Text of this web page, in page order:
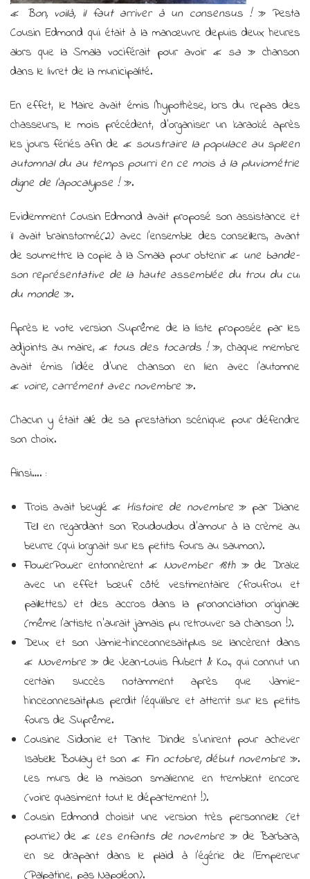
« Bon, voilà, il faut arriver à un consensus !» Pesta
Cousin Edmond qui était à la manœuvre depuis deux heures
alors que la Smala vociférait pour avoir « sa » chanson
dans le livret de la municipalité.
En effet, le Maire avait émis l’hypothèse, lors du repas des
chasseurs, le mois précédent, d’organiser un karaoké après
les jours fériés afin de « soustraire la populace au spleen
automnal du au temps pourri en ce mois à la pluviométrie
digne de l’apocalypse !».
Evidemment Cousin Edmond avait proposé son assistance et
il avait brainstormé(2) avec l’ensemble des conseillers, avant
de soumettre la copie à la Smala pour obtenir « une bande-
son représentative de la haute assemblée du trou du cul
du monde ».
Après le vote version Suprême de la liste proposée par les
adjoints au maire, « tous des tocards !», chaque membre
avait émis l’idée d’une chanson en lien avec l’automne
« voire, carrément avec novembre ».
Chacun y était allé de sa prestation scénique pour défendre
son choix.
Ainsi…. :
Trois avait beuglé « Histoire de novembre » par Diane
Tell en regardant son Roudoudou d’amour à la crème au
beurre (qui lorgnait sur les petits fours au saumon).
FlowerPower entonnèrent «November 18th» de Drake
avec un effet bœuf côté vestimentaire (froufrou et
paillettes) et des accros dans la prononciation originale
(même l’artiste n’aurait jamais pu retrouver sa chanson !).
Deux et son Jamie-hinceonnesaitplus se lancèrent dans
« Novembre » de Jean-Louis Aubert & Ko., qui connut un
certain succès notamment après que Jamie-
hinceonnesaitplus perdit l’équilibre et atterrit sur les petits
fours de Suprême.
Cousine Sidonie et Tante Dinde s’unirent pour achever
Isabelle Boulay et son « Fin octobre, début novembre ».
Les murs de la maison smalienne en tremblent encore
(voire quasiment tout le département !).
Cousin Edmond choisit une version très personnelle (et
pourrie) de « Les enfants de novembre » de Barbara,
en se drapant dans le plaid à l’égérie de l’Empereur
(Palpatine, pas Napoléon).